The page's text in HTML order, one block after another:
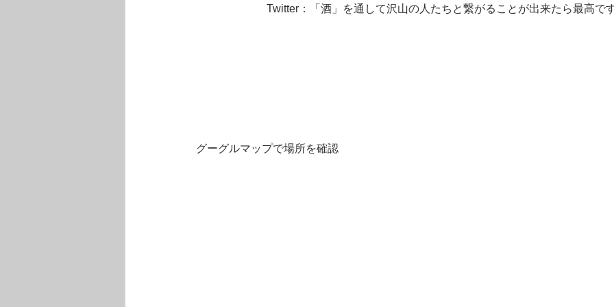
Twitter：「酒」を通して沢山の人たちと繋がることが出来たら最高で
グーグルマップで場所を確認​